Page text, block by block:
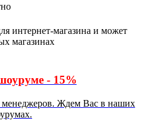
интернет-магазина и может
магазинах
- 15%
менеджеров. Ждем Вас в наших